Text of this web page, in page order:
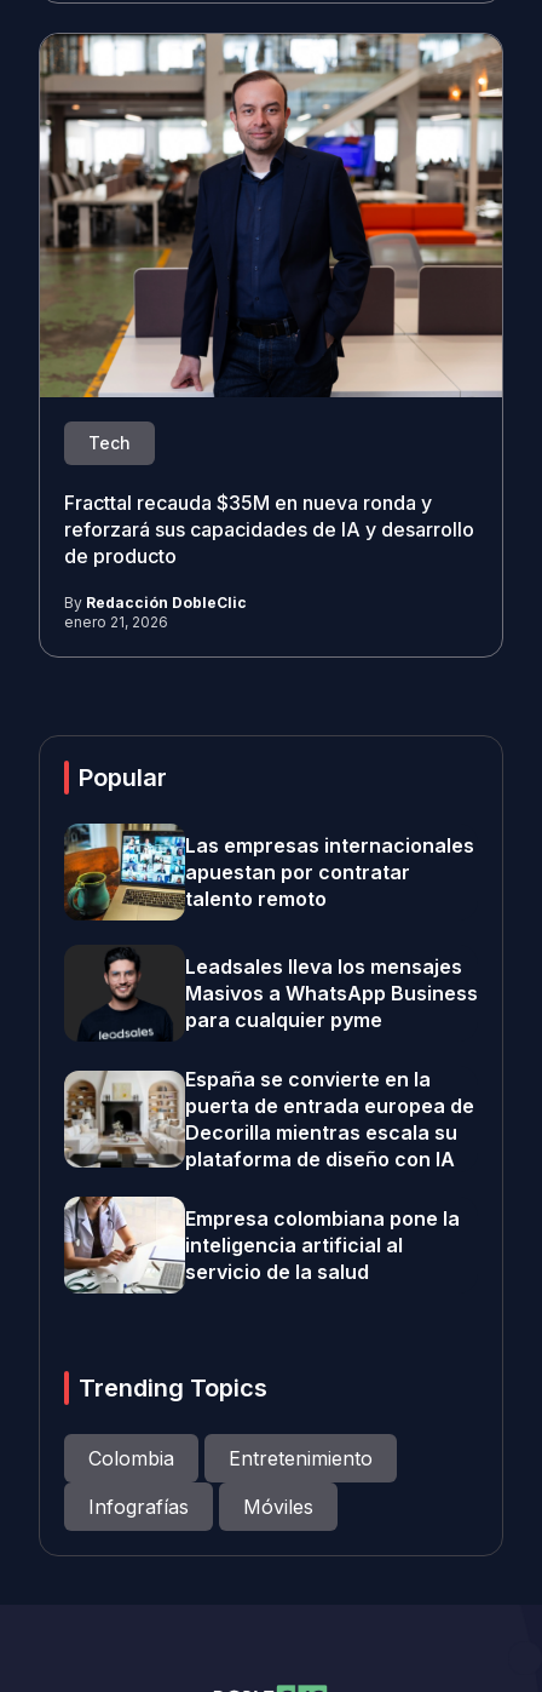
Tech
Fracttal recauda $35M en nueva ronda y
reforzará sus capacidades de IA y desarrollo
de producto
By Redacción DobleClic
enero 21, 2026
Popular
Las empresas internacionales
apuestan por contratar
talento remoto
Leadsales lleva los mensajes
Masivos a WhatsApp Business
para cualquier pyme
España se convierte en la
puerta de entrada europea de
Decorilla mientras escala su
plataforma de diseño con IA
Empresa colombiana pone la
inteligencia artificial al
servicio de la salud
Trending Topics
Colombia
Entretenimiento
Infografías
Móviles